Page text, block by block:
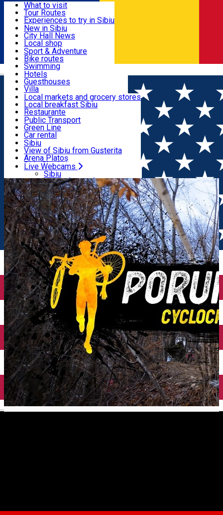
Română
English
Useful info
Activities & Adventure
Accommodation
Food, Drinks & Nightlife
Transport & Parking
Live Webcams
What to visit
Tour Routes
Experiences to try in Sibiu
Podcast
Culture
Museums
Churches
Parks, Zoo
County of Sibiu
New in Sibiu
City Hall News
Local shop
Sibiu artisans
Sibiul Verde
Public services
Education
How do I get to Sibiu
Tourist Info
Tour Guides
Guided tours
Publicații locale
Beauty salons
Sport & Adventure
Bike routes
Swimming
Riding
Indoor activities
Loc de joacă indoor
Loc de joacă outdoor
Ski
Ice skating
Yoga
Hotels
Guesthouses
Villa
Hostels
Motel
Camping
Renting rooms
Rooms for rent
Accommodation outside Sibiu
Local markets and grocery stores
Local breakfast Sibiu
Restaurante
Pizza
Fast Food
Coffee
Sweets
Pub, Bar
Night clubs
Bakeries
Public Transport
Green Line
Car rental
Rent a bike
Scooter rentals
Taxi
Ride Sharing
Parking tickets
Parking places
Electric vehicle charging points
Sibiu
View of Sibiu from Gusterita
Arena Platoș
Live Webcams
Sibiu
View of Sibiu from Gusterita
Arena Platoș
Home Organization